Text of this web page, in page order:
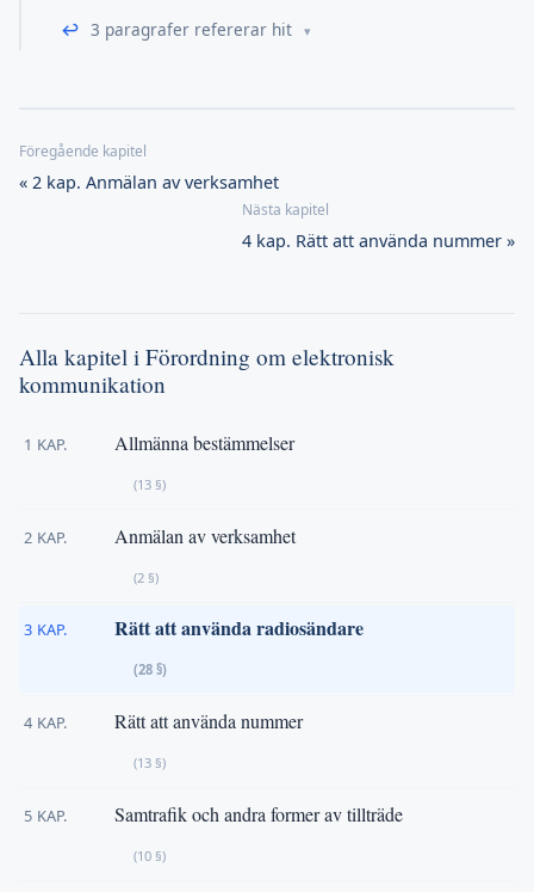
↩ 3 paragrafer refererar hit
« 2 kap. Anmälan av verksamhet
4 kap. Rätt att använda nummer »
Alla kapitel i Förordning om elektronisk
kommunikation
1 KAP. Allmänna bestämmelser
(13 §)
2 KAP. Anmälan av verksamhet
(2 §)
3 KAP. Rätt att använda radiosändare
(28 §)
4 KAP. Rätt att använda nummer
(13 §)
5 KAP. Samtrafik och andra former av tillträde
(10 §)